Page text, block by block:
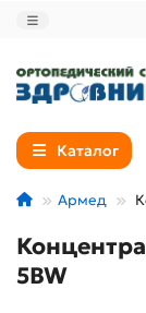
Каталог
Армед
5BW